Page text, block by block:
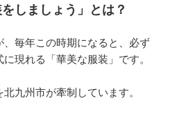
しましょう」とは？
毎年この時期になると、必ず
現れる「華美な服装」です。
九州市が牽制しています。